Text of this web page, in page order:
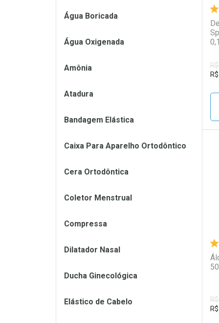
R$
R$
Água Boricada
Água Oxigenada
Amônia
Atadura
Bandagem Elástica
Caixa Para Aparelho Ortodôntico
Cera Ortodôntica
Coletor Menstrual
Compressa
Dilatador Nasal
Ducha Ginecológica
Elástico de Cabelo